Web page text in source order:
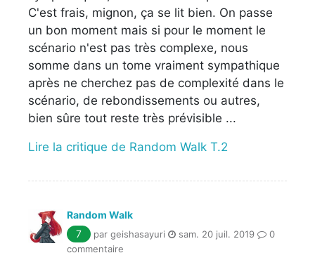
C'est frais, mignon, ça se lit bien. On passe
un bon moment mais si pour le moment le
scénario n'est pas très complexe, nous
somme dans un tome vraiment sympathique
après ne cherchez pas de complexité dans le
scénario, de rebondissements ou autres,
bien sûre tout reste très prévisible ...
Lire la critique de Random Walk T.2
Random Walk
7
par geishasayuri sam. 20 juil. 2019
0
commentaire